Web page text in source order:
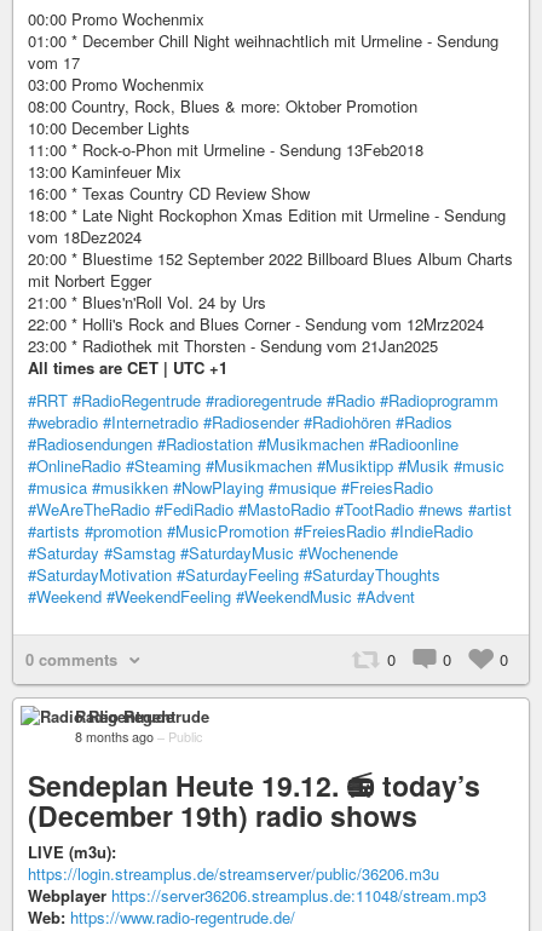
00:00 Promo Wochenmix
01:00 * December Chill Night weihnachtlich mit Urmeline - Sendung
vom 17
03:00 Promo Wochenmix
08:00 Country, Rock, Blues & more: Oktober Promotion
10:00 December Lights
11:00 * Rock-o-Phon mit Urmeline - Sendung 13Feb2018
13:00 Kaminfeuer Mix
16:00 * Texas Country CD Review Show
18:00 * Late Night Rockophon Xmas Edition mit Urmeline - Sendung
vom 18Dez2024
20:00 * Bluestime 152 September 2022 Billboard Blues Album Charts
mit Norbert Egger
21:00 * Blues'n'Roll Vol. 24 by Urs
22:00 * Holli's Rock and Blues Corner - Sendung vom 12Mrz2024
23:00 * Radiothek mit Thorsten - Sendung vom 21Jan2025
All times are CET | UTC +1
#RRT #RadioRegentrude #radioregentrude #Radio #Radioprogramm
#webradio #Internetradio #Radiosender #Radiohören #Radios
#Radiosendungen #Radiostation #Musikmachen #Radioonline
#OnlineRadio #Steaming #Musikmachen #Musiktipp #Musik #music
#musica #musikken #NowPlaying #musique #FreiesRadio
#WeAreTheRadio #FediRadio #MastoRadio #TootRadio #news #artist
#artists #promotion #MusicPromotion #FreiesRadio #IndieRadio
#Saturday #Samstag #SaturdayMusic #Wochenende
#SaturdayMotivation #SaturdayFeeling #SaturdayThoughts
#Weekend #WeekendFeeling #WeekendMusic #Advent
0 comments 0 0 0
Radio Regentrude
8 months ago – Public
Sendeplan Heute 19.12. 📻 today’s
(December 19th) radio shows
LIVE (m3u):
https://login.streamplus.de/streamserver/public/36206.m3u
Webplayer https://server36206.streamplus.de:11048/stream.mp3
Web: https://www.radio-regentrude.de/